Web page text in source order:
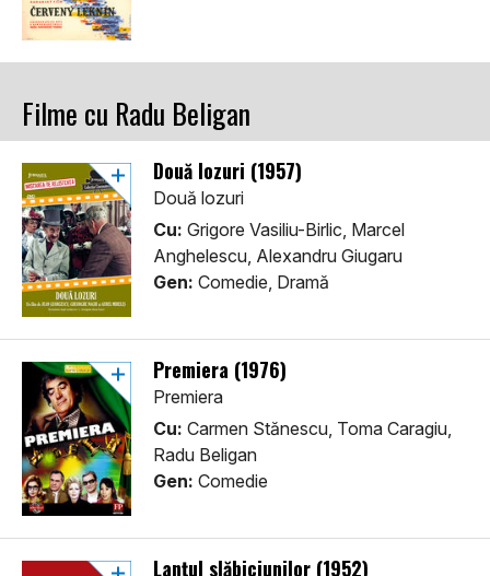
Filme cu Radu Beligan
Două lozuri (1957)
Două lozuri
Cu: Grigore Vasiliu-Birlic, Marcel
Anghelescu, Alexandru Giugaru
Gen: Comedie, Dramă
Premiera (1976)
Premiera
Cu: Carmen Stănescu, Toma Caragiu,
Radu Beligan
Gen: Comedie
Lanțul slăbiciunilor (1952)